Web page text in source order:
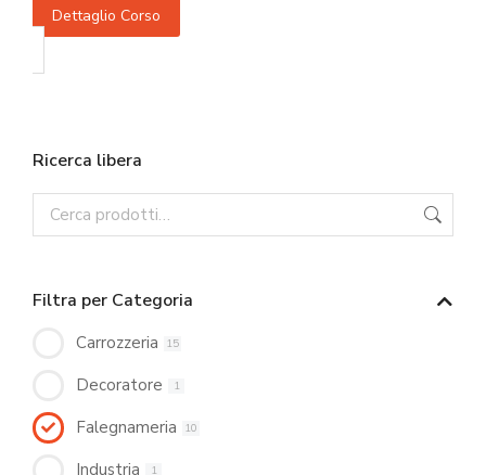
Dettaglio Corso
Ricerca libera
Filtra per Categoria
Carrozzeria 15
Decoratore 1
Falegnameria 10
Industria 1